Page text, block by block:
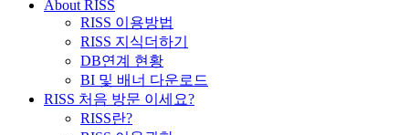
About RISS
RISS 이용방법
RISS 지식더하기
DB연계 현황
BI 및 배너 다운로드
RISS 처음 방문 이세요?
RISS란?